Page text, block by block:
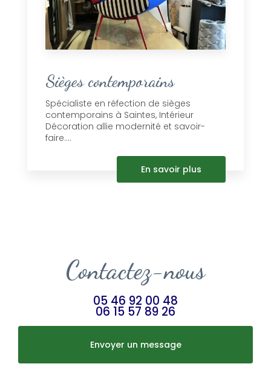
Sièges contemporains
Spécialiste en réfection de sièges
contemporains à Saintes, Intérieur
Décoration allie modernité et savoir-
faire....
En savoir plus
Contactez-nous
05 46 92 00 48
06 15 57 89 26
Envoyer un message